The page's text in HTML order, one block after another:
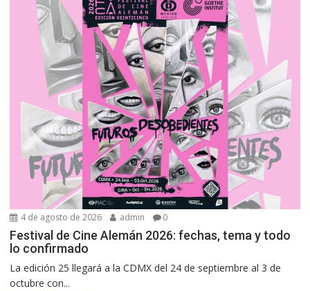
4 de agosto de 2026 admin 0
Festival de Cine Alemán 2026: fechas, tema y todo
lo confirmado
La edición 25 llegará a la CDMX del 24 de septiembre al 3 de
octubre con...